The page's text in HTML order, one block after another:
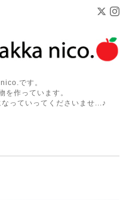
です。
を作っています。
っていってくださいませ...♪